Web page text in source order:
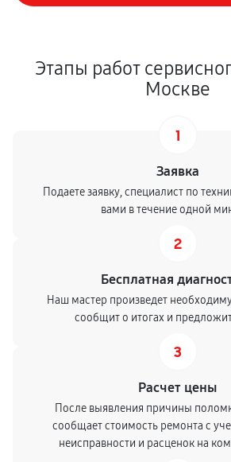
Этапы работ
Москве
1
Заявка
Подаете заявку, специалист по
вами в течение одной
2
Бесплатная
Наш мастер произведет
сообщит о итогах и
3
Расчет цены
После выявления причины
сообщает стоимость ремонта с
неисправности и расценок на